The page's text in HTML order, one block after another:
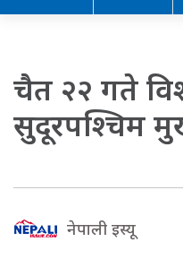
चैत २२ गते
सुदूरपश्चिम
नेपाली इस्यू